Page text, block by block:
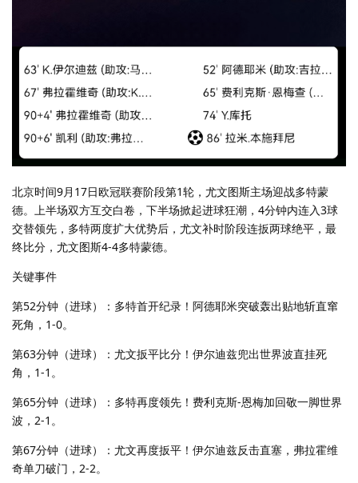
北京时间9月17日欧冠联赛阶段第1轮，尤文图斯主场迎战多特蒙
德。上半场双方互交白卷，下半场掀起进球狂潮，4分钟内连入3球
交替领先，多特两度扩大优势后，尤文补时阶段连扳两球绝平，最
终比分，尤文图斯4-4多特蒙德。
关键事件
第52分钟（进球）：多特首开纪录！阿德耶米突破轰出贴地斩直窜
死角，1-0。
第63分钟（进球）：尤文扳平比分！伊尔迪兹兜出世界波直挂死
角，1-1。
第65分钟（进球）：多特再度领先！费利克斯-恩梅加回敬一脚世界
波，2-1。
第67分钟（进球）：尤文再度扳平！伊尔迪兹反击直塞，弗拉霍维
奇单刀破门，2-2。